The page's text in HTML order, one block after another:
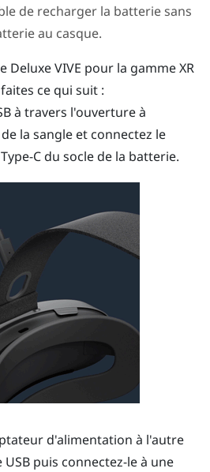
de recharger la batterie sans
au casque.
Deluxe VIVE pour la gamme XR
ce qui suit :
à travers l'ouverture à
la sangle et connectez le
Cdu socle de la batterie.
d'alimentation à l'autre
puis connectez-le à une